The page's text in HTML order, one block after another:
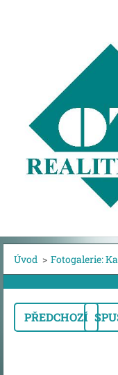
Úvod > Fotogalerie:
PŘEDCHOZÍ